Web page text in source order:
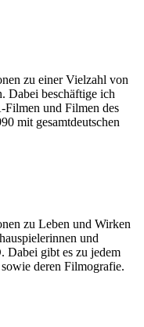
zu einer Vielzahl von
Dabei beschäftige ich
und Filmen des
mit gesamtdeutschen
zu Leben und Wirken
und
Dabei gibt es zu jedem
deren Filmografie.